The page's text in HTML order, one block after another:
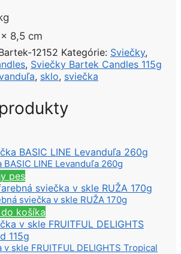
8,5 cm
12152 Kategórie: Sviečky,
, Sviečky Bartek Candles 115g
, sklo, sviečka
BASIC LINE Levanduľa 260g
pes
sviečka v skle RUŽA 170g
košíka
v skle FRUITFUL DELIGHTS Tropical